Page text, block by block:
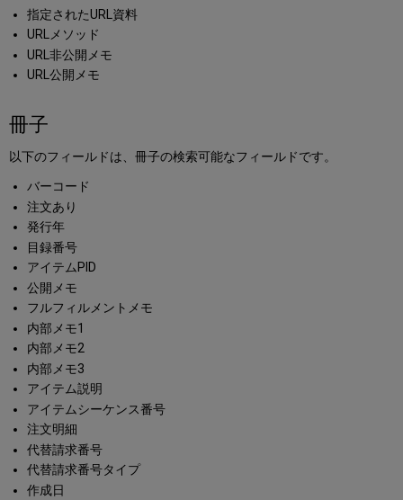
指定されたURL資料
URLメソッド
URL非公開メモ
URL公開メモ
冊子
以下のフィールドは、冊子の検索可能なフィールドです。
バーコード
注文あり
発行年
目録番号
アイテムPID
公開メモ
フルフィルメントメモ
内部メモ1
内部メモ2
内部メモ3
アイテム説明
アイテムシーケンス番号
注文明細
代替請求番号
代替請求番号タイプ
作成日